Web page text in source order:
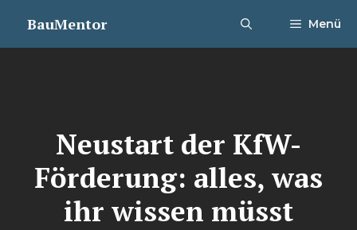
InhaltBauMentor Menü
Neustart der KfW-
Förderung: alles, was
ihr wissen müsst